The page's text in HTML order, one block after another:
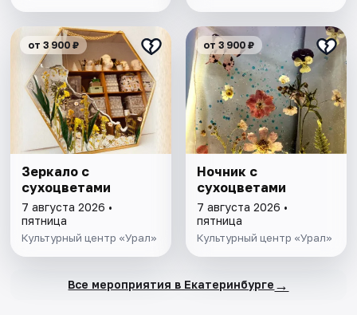
от 3 900 ₽
Зеркало с
сухоцветами
7 августа 2026 •
пятница
Культурный центр «Урал»
от 3 900 ₽
Ночник с
сухоцветами
7 августа 2026 •
пятница
Культурный центр «Урал»
Все мероприятия в Екатеринбурге →